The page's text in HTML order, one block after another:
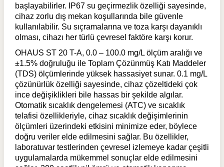
başlayabilirler. IP67 su geçirmezlik özelliği sayesinde,
cihaz zorlu dış mekan koşullarında bile güvenle
kullanılabilir. Su sıçramalarına ve toza karşı dayanıklı
olması, cihazı her türlü çevresel faktöre karşı korur.
OHAUS ST 20 T-A, 0.0 – 100.0 mg/L ölçüm aralığı ve
±1.5% doğruluğu ile Toplam Çözünmüş Katı Maddeler
(TDS) ölçümlerinde yüksek hassasiyet sunar. 0.1 mg/L
çözünürlük özelliği sayesinde, cihaz çözeltideki çok
ince değişiklikleri bile hassas bir şekilde algılar.
Otomatik sıcaklık dengelemesi (ATC) ve sıcaklık
telafisi özellikleriyle, cihaz sıcaklık değişimlerinin
ölçümleri üzerindeki etkisini minimize eder, böylece
doğru veriler elde edilmesini sağlar. Bu özellikler,
laboratuvar testlerinden çevresel izlemeye kadar çeşitli
uygulamalarda mükemmel sonuçlar elde edilmesini